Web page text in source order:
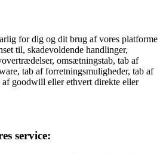
for dig og dit brug af vores platforme
til, skadevoldende handlinger,
omsætningstab, tab af
tab af forretningsmuligheder, tab af
af goodwill eller ethvert direkte eller
service: